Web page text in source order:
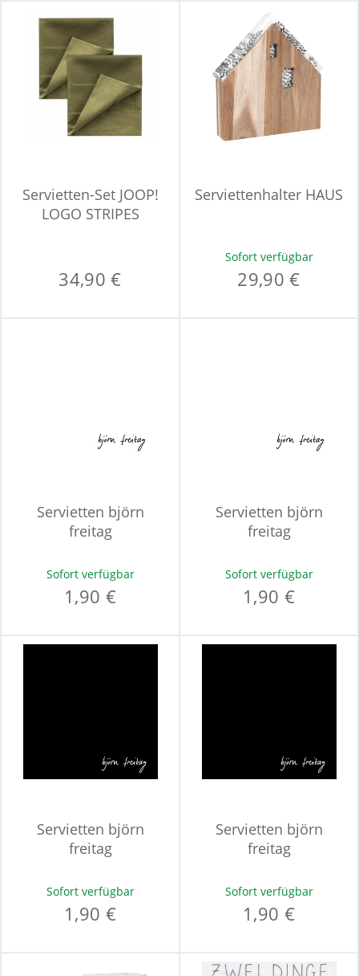
Servietten-Set JOOP!
LOGO STRIPES
34,90 €
Serviettenhalter HAUS
Sofort verfügbar
29,90 €
Servietten björn
freitag
Sofort verfügbar
1,90 €
Servietten björn
freitag
Sofort verfügbar
1,90 €
Servietten björn
freitag
Sofort verfügbar
1,90 €
Servietten björn
freitag
Sofort verfügbar
1,90 €